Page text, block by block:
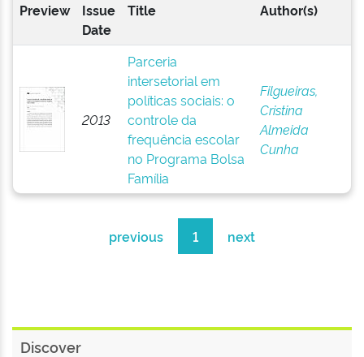
Preview
Issue
Date
Title Author(s)
2013
Parceria
intersetorial em
políticas sociais: o
controle da
frequência escolar
no Programa Bolsa
Família
Filgueiras,
Cristina
Almeida
Cunha
previous 1 next
Discover